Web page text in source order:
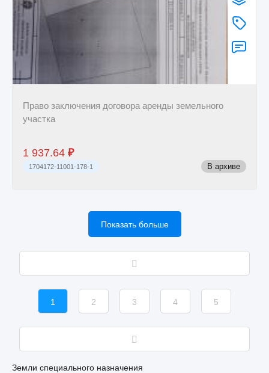
Право заключения договора аренды земельного
участка
1 937.64 ₽
1704172-11001-178-1 В архиве
Показать больше
1 2 3 4 5
Земли специального назначения